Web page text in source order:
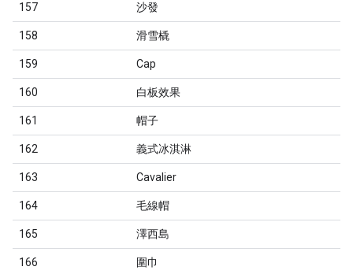
157 沙發
158 滑雪橇
159 Cap
160 白板效果
161 帽子
162 義式冰淇淋
163 Cavalier
164 毛線帽
165 澤西島
166 圍巾